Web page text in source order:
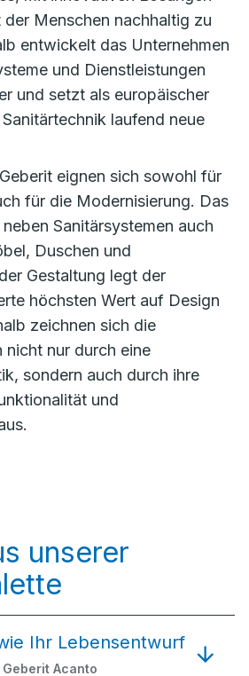
Menschen nachhaltig zu
entwickelt das Unternehmen
und Dienstleistungen
und setzt als europäischer
laufend neue
eignen sich sowohl für
für die Modernisierung. Das
Sanitärsystemen auch
Duschen und
Gestaltung legt der
höchsten Wert auf Design
zeichnen sich die
nicht nur durch eine
sondern auch durch ihre
und
unserer
Ihr Lebensentwurf
Acanto